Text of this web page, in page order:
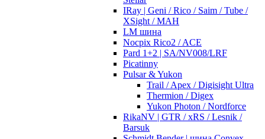
IRay | Geni / Rico / Saim / Tube /
XSight / MAH
LM шина
Nocpix Rico2 / ACE
Pard 1+2 | SA/NV008/LRF
Picatinny
Pulsar & Yukon
Trail / Apex / Digisight Ultra
Thermion / Digex
Yukon Photon / Nordforce
RikaNV | GTR / xRS / Lesnik /
Barsuk